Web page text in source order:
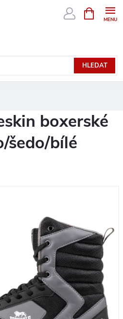
HLEDAT
NÁKUPNÍ
KOŠÍK
boxerské
šedo/bílé